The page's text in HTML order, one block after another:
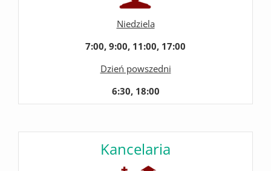
Niedziela
7:00, 9:00, 11:00, 17:00
Dzień powszedni
6:30, 18:00
Kancelaria